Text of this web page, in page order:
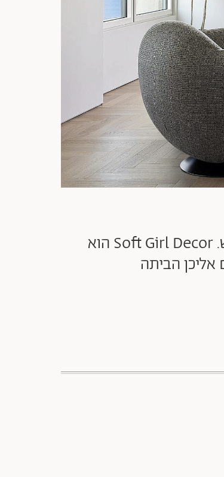
כשהעולם סביבנו מלא רעש והפרעות ויזואליות, נכנסת בשקט מגמה שמעדיפה ללחוש. Soft Girl Decor הוא
אליכן הביתה